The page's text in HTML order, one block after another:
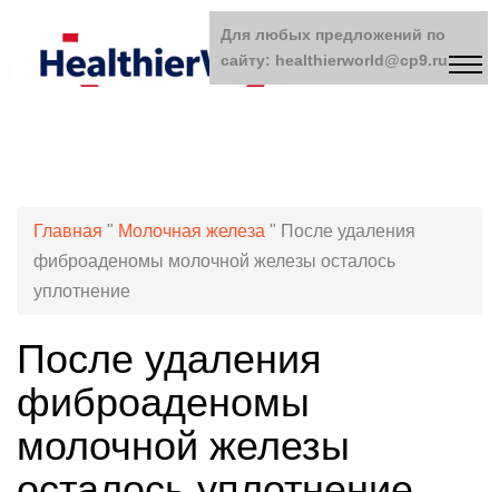
Главная " Молочная железа " После удаления
фиброаденомы молочной железы осталось
уплотнение
После удаления
фиброаденомы
молочной железы
Для любых предложений по
сайту: healthierworld@cp9.ru